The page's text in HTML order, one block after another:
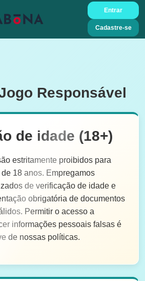
Entrar
Cadastre-se
Responsável
de idade (18+)
estritamente proibidos para
18 anos. Empregamos
de verificação de idade e
obrigatória de documentos
Permitir o acesso a
informações pessoais falsas é
de nossas políticas.